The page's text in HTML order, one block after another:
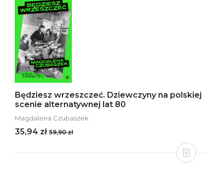
Będziesz wrzeszczeć. Dziewczyny na polskiej
scenie alternatywnej lat 80
Magdalena Czubaszek
35,94 zł 59,90 zł